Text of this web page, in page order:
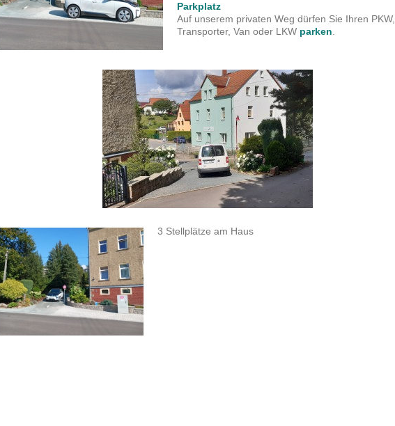
Parkplatz
Auf unserem privaten Weg dürfen Sie Ihren PKW,
Transporter, Van oder LKW parken.
3 Stellplätze am Haus